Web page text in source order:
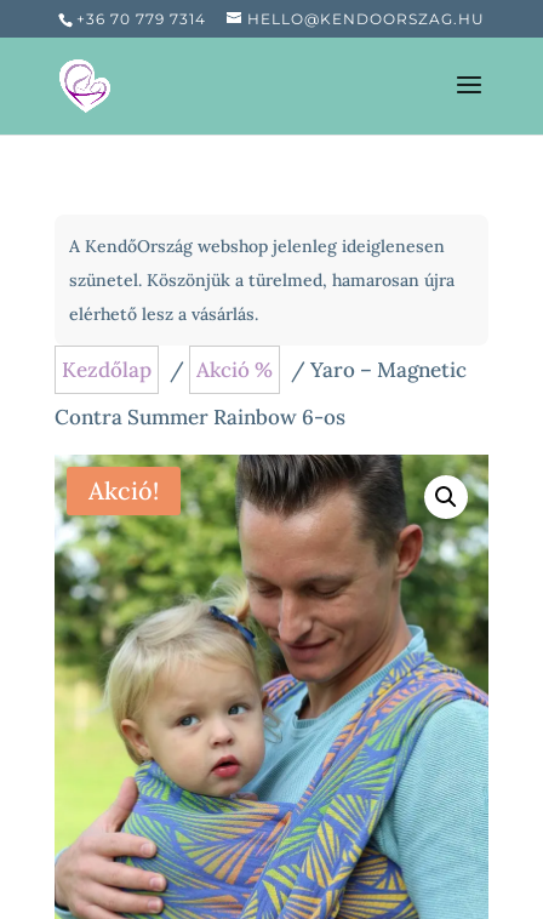
+36 70 779 7314 HELLO@KENDOORSZAG.HU
A KendőOrszág webshop jelenleg ideiglenesen
szünetel. Köszönjük a türelmed, hamarosan újra
elérhető lesz a vásárlás.
Kezdőlap / Akció %
/ Yaro – Magnetic
Contra Summer Rainbow 6-os
Akció!